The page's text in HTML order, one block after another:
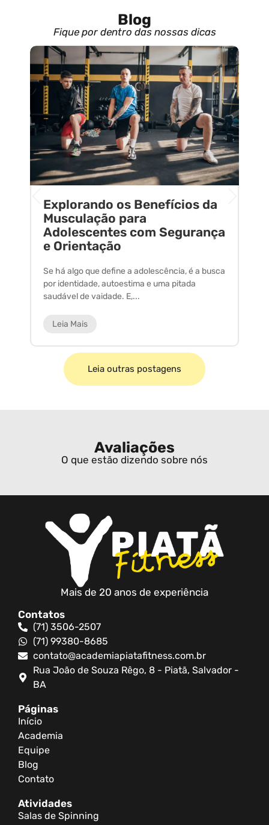
Blog
Fique por dentro das nossas dicas
Explorando os Benefícios da
Musculação para
Adolescentes com Segurança
e Orientação
Se há algo que define a adolescência, é a busca
por identidade, autoestima e uma pitada
saudável de vaidade. E,...
Leia Mais
Leia outras postagens
Avaliações
O que estão dizendo sobre nós
Mais de 20 anos de experiência
Contatos
(71) 3506-2507
(71) 99380-8685
contato@academiapiatafitness.com.br
Rua João de Souza Rêgo, 8 - Piatã, Salvador -
BA
Páginas
Início
Academia
Equipe
Blog
Contato
Atividades
Salas de Spinning